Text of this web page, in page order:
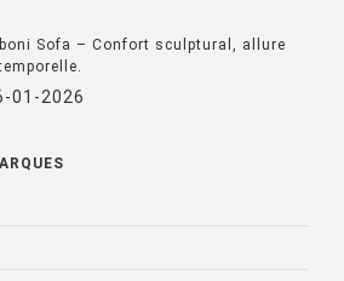
Sofa – Confort sculptural, allure
01-2026